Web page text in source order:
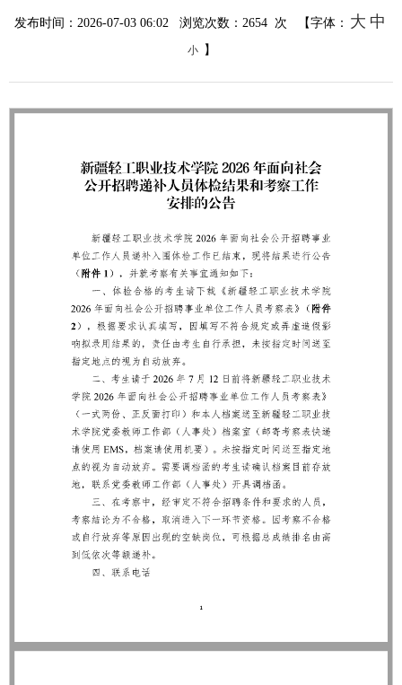
发布时间：2026-07-03 06:02 浏览次数： 2654 次 【字体： 大 中
小 】